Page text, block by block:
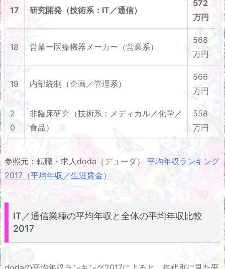
17 研究開発（技術系：IT／通信）
572
万円
18 営業ー医療機器メーカー（営業系）
568
万円
19 内部統制（企画／管理系）
566
万円
2
0
非臨床研究（技術系：メディカル／化学／
食品）
558
万円
参照元：転職・求人doda（デューダ）
平均年収ランキング
2017（平均年収／生涯賃金）
IT／通信業種の平均年収と全体の平均年収比較
2017